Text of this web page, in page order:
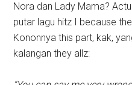
Nora dan Lady Mama?
putar lagu hitz I because
Kononnya this part, kak,
kalangan they allz: